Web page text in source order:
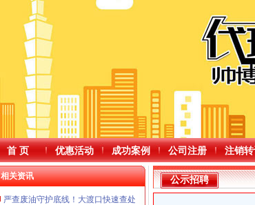
首 页 优惠活动 成功案例 公司注册 注销
相关资讯
严查废油守护底线！大渡口快速查处火锅店废弃油脂违规行为
公示招聘